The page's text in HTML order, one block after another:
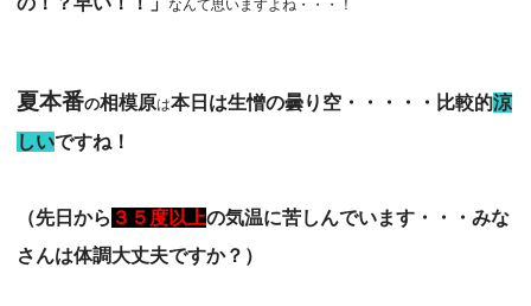
なんて思いますよね・・・！
夏本番の相模原は本日は生憎の曇り空・・・・・比較的涼
しいですね！
（先日から ３５度以上の気温に苦しんでいます・・・みな
さんは体調大丈夫ですか？）